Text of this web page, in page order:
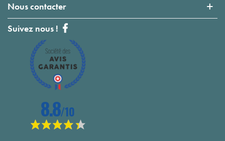
Nous contacter
Suivez nous !